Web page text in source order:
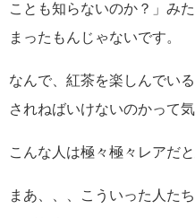
ことも知らないのか？」み
まったもんじゃないです。
なんで、紅茶を楽しんでい
されねばいけないのかって
こんな人は極々極々レアだ
まあ、、、こういった人た